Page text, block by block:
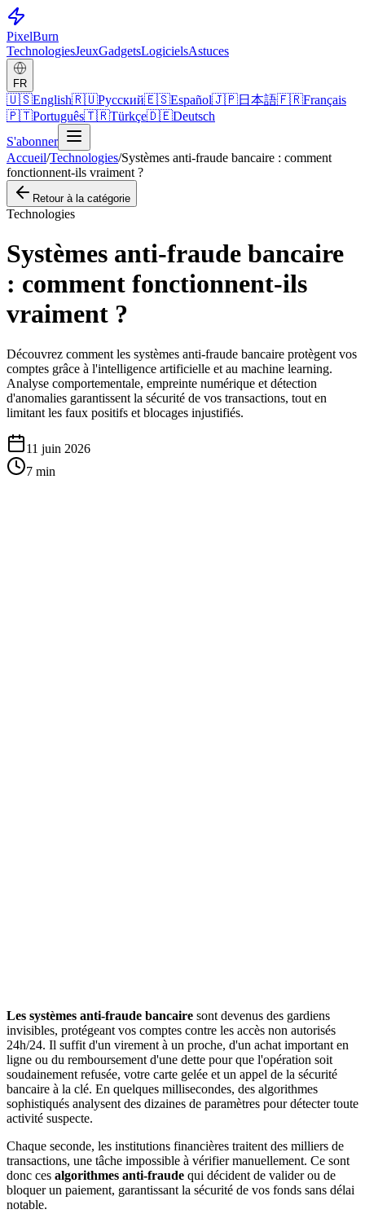
PixelBurn
TechnologiesJeuxGadgetsLogicielsAstuces
FR
🇺🇸English🇷🇺Русский🇪🇸Español🇯🇵日本語🇫🇷Français
🇵🇹Português🇹🇷Türkçe🇩🇪Deutsch
S'abonner
Accueil/Technologies/Systèmes anti-fraude bancaire : comment
fonctionnent-ils vraiment ?
Retour à la catégorie
Technologies
Systèmes anti-fraude bancaire
: comment fonctionnent-ils
vraiment ?
Découvrez comment les systèmes anti-fraude bancaire protègent vos
comptes grâce à l'intelligence artificielle et au machine learning.
Analyse comportementale, empreinte numérique et détection
d'anomalies garantissent la sécurité de vos transactions, tout en
limitant les faux positifs et blocages injustifiés.
11 juin 2026
7 min
Les systèmes anti-fraude bancaire sont devenus des gardiens
invisibles, protégeant vos comptes contre les accès non autorisés
24h/24. Il suffit d'un virement à un proche, d'un achat important en
ligne ou du remboursement d'une dette pour que l'opération soit
soudainement refusée, votre carte gelée et un appel de la sécurité
bancaire à la clé. En quelques millisecondes, des algorithmes
sophistiqués analysent des dizaines de paramètres pour détecter toute
activité suspecte.
Chaque seconde, les institutions financières traitent des milliers de
transactions, une tâche impossible à vérifier manuellement. Ce sont
donc ces algorithmes anti-fraude qui décident de valider ou de
bloquer un paiement, garantissant la sécurité de vos fonds sans délai
notable.